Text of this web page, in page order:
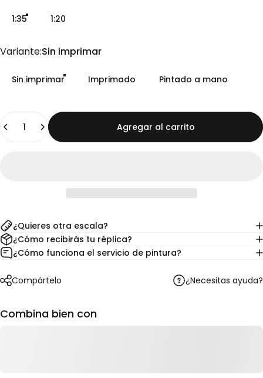
1:35 1:20
Variante
Variante:Sin imprimar
Sin imprimar Imprimado Pintado a mano
Agregar al carrito
¿Quieres otra escala?
¿Cómo recibirás tu réplica?
¿Cómo funciona el servicio de pintura?
Compártelo ¿Necesitas ayuda?
Combina bien con